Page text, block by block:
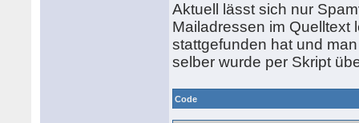
Aktuell lässt sich nur
Mailadressen im Quelltext
stattgefunden hat und
selber wurde per Skript
Code